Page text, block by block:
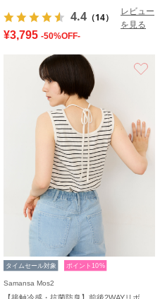
4.4 （14）
レビュー
を見る
¥3,795 -50%OFF-
タイムセール対象 ポイント10%
Samansa Mos2